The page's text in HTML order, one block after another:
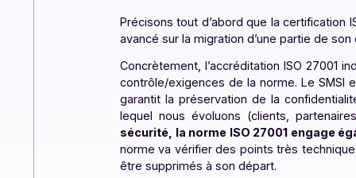
1. CertificationISO
Précisons tout d’abord que la
avancé sur la migration d’une
Concrètement, l’accréditation ISO
contrôle/exigences de la norme.
garantit la préservation de la